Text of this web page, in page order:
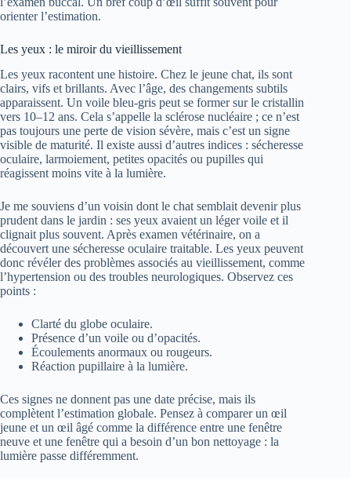
orienter l’estimation.
Les yeux : le miroir du vieillissement
Les yeux racontent une histoire. Chez le jeune chat, ils sont
clairs, vifs et brillants. Avec l’âge, des changements subtils
apparaissent. Un voile bleu-gris peut se former sur le cristallin
vers 10–12 ans. Cela s’appelle la sclérose nucléaire ; ce n’est
pas toujours une perte de vision sévère, mais c’est un signe
visible de maturité. Il existe aussi d’autres indices : sécheresse
oculaire, larmoiement, petites opacités ou pupilles qui
réagissent moins vite à la lumière.
Je me souviens d’un voisin dont le chat semblait devenir plus
prudent dans le jardin : ses yeux avaient un léger voile et il
clignait plus souvent. Après examen vétérinaire, on a
découvert une sécheresse oculaire traitable. Les yeux peuvent
donc révéler des problèmes associés au vieillissement, comme
l’hypertension ou des troubles neurologiques. Observez ces
points :
Clarté du globe oculaire.
Présence d’un voile ou d’opacités.
Écoulements anormaux ou rougeurs.
Réaction pupillaire à la lumière.
Ces signes ne donnent pas une date précise, mais ils
complètent l’estimation globale. Pensez à comparer un œil
jeune et un œil âgé comme la différence entre une fenêtre
neuve et une fenêtre qui a besoin d’un bon nettoyage : la
lumière passe différemment.